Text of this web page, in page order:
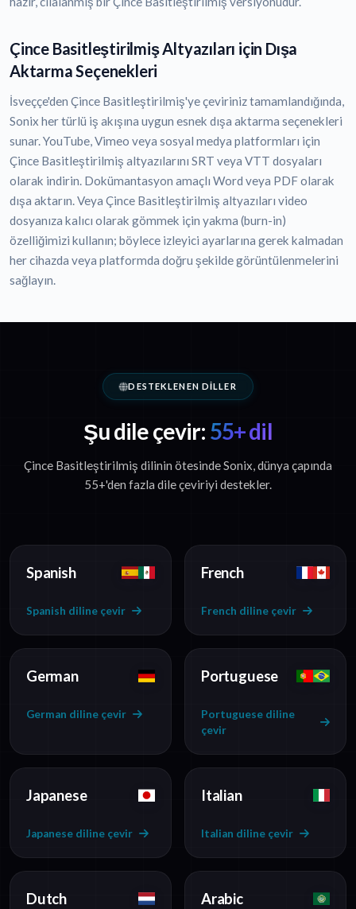
Çince Basitleştirilmiş Altyazıları için Dışa
Aktarma Seçenekleri
İsveççe'den Çince Basitleştirilmiş'ye çeviriniz tamamlandığında,
Sonix her türlü iş akışına uygun esnek dışa aktarma seçenekleri
sunar. YouTube, Vimeo veya sosyal medya platformları için
Çince Basitleştirilmiş altyazılarını SRT veya VTT dosyaları
olarak indirin. Dokümantasyon amaçlı Word veya PDF olarak
dışa aktarın. Veya Çince Basitleştirilmiş altyazıları video
dosyanıza kalıcı olarak gömmek için yakma (burn-in)
özelliğimizi kullanın; böylece izleyici ayarlarına gerek kalmadan
her cihazda veya platformda doğru şekilde görüntülenmelerini
sağlayın.
DESTEKLENEN DILLER
Şu dile çevir: 55+ dil
Çince Basitleştirilmiş dilinin ötesinde Sonix, dünya çapında
55+'den fazla dile çeviriyi destekler.
Spanish
Spanish diline çevir
French
French diline çevir
German
German diline çevir
Portuguese
Portuguese diline
çevir
Japanese
Japanese diline çevir
Italian
Italian diline çevir
Dutch Arabic